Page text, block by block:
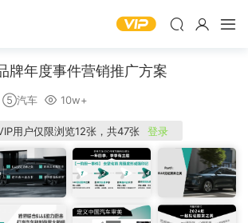
牌年度事件营销推广方案
⑤汽车 10w+
用户仅限浏览12张，共47张 登录